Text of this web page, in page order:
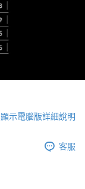
顯示電腦版詳細說明
客服